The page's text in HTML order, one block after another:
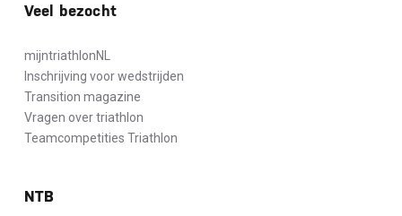
Veel bezocht
mijntriathlonNL
Inschrijving voor wedstrijden
Transition magazine
Vragen over triathlon
Teamcompetities Triathlon
NTB